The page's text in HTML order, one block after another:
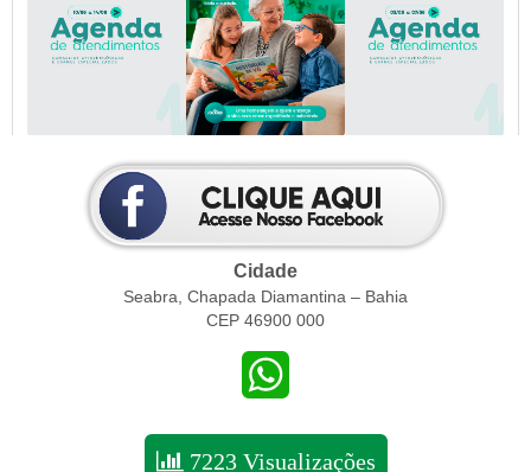
Cidade
Seabra, Chapada Diamantina – Bahia
CEP 46900 000
7223 Visualizações